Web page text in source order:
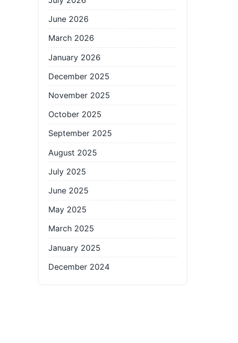
June 2026
March 2026
January 2026
December 2025
November 2025
October 2025
September 2025
August 2025
July 2025
June 2025
May 2025
March 2025
January 2025
December 2024